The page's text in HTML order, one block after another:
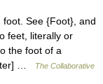
See {Foot}, and
feet, literally or
the foot of a
…
The Collaborative